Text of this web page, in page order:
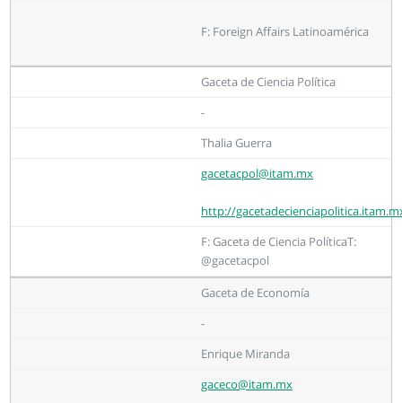
F: Foreign Affairs Latinoamérica
Gaceta de Ciencia Política
-
Thalia Guerra
gacetacpol@itam.mx
http://
F: Gaceta de Ciencia PolíticaT:
@gacetacpol
Gaceta de Economía
-
Enrique Miranda
gaceco@itam.mx